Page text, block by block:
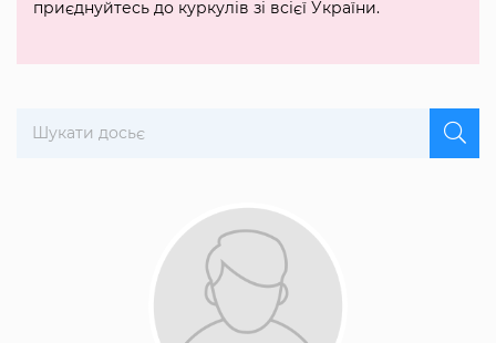
приєднуйтесь до куркулів зі всієї України.